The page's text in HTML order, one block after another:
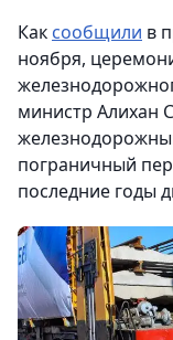
Как сообщили в
ноября,
министр Алихан
пограничный
последние годы